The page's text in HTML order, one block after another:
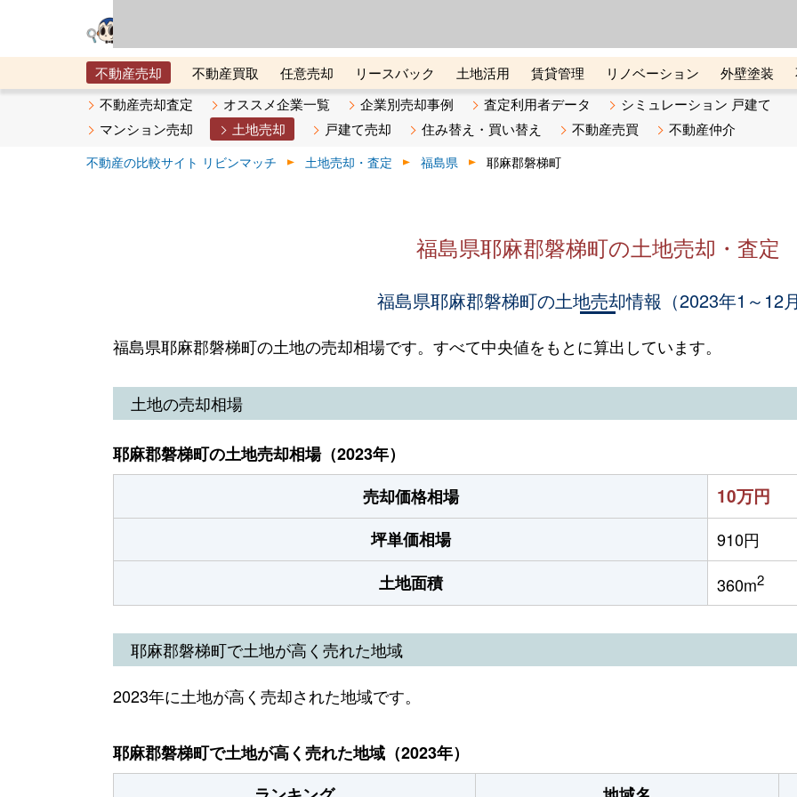
不動産売却 不動産買取 任意売却 リースバック 土地活用 賃貸管理 リノベーション 外壁塗装
メタ住宅展示場
ベスト不動産カンパニー オンライン講座 リビンマガジンBiz 不動産売却ご相談デスク
不動産売却査定 オススメ企業一覧 企業別売却事例 査定利用者データ
シミュレーション 戸建て
マンション売却
土地売却 戸建て売却 住み替え・買い替え 不動産売買 不動産仲介
不動産の比較サイト リビンマッチ 土地売却・査定 福島県 耶麻郡磐梯町
福島県耶麻郡磐梯町の土地売却・査定
福島県耶麻郡磐梯町の土地売却情報（2023年1～12
福島県耶麻郡磐梯町の土地の売却相場です。すべて中央値をもとに算出しています。
土地の売却相場
耶麻郡磐梯町の土地売却相場（2023年）
売却価格相場
10万円
坪単価相場
910円
土地面積
360m2
耶麻郡磐梯町で土地が高く売れた地域
2023年に土地が高く売却された地域です。
耶麻郡磐梯町で土地が高く売れた地域（2023年）